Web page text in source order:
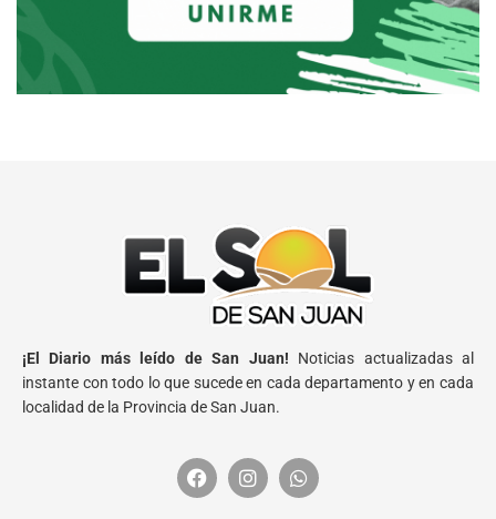
¡El Diario más leído de San Juan! Noticias actualizadas al
instante con todo lo que sucede en cada departamento y en cada
localidad de la Provincia de San Juan.